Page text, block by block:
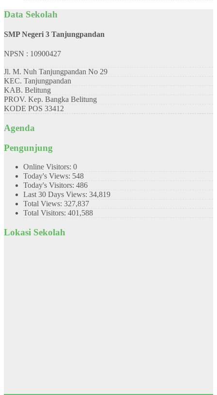
Data Sekolah
SMP Negeri 3 Tanjungpandan
NPSN : 10900427
Jl. M. Nuh Tanjungpandan No 29
KEC. Tanjungpandan
KAB. Belitung
PROV. Kep. Bangka Belitung
KODE POS 33412
Agenda
Pengunjung
Online Visitors: 0
Today's Views: 548
Today's Visitors: 486
Last 30 Days Views: 34,819
Total Views: 327,837
Total Visitors: 401,588
Lokasi Sekolah